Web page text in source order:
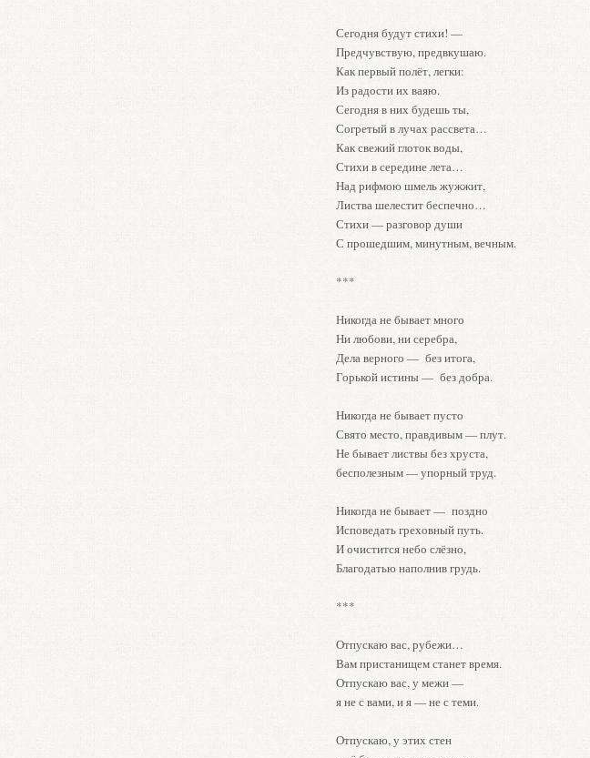
Сегодня будут стихи! —
Предчувствую, предвкушаю.
Как первый полёт, легки:
Из радости их ваяю.
Сегодня в них будешь ты,
Согретый в лучах рассвета…
Как свежий глоток воды,
Стихи в середине лета…
Над рифмою шмель жужжит,
Листва шелестит беспечно…
Стихи — разговор души
С прошедшим, минутным, вечным.
***
Никогда не бывает много
Ни любови, ни серебра,
Дела верного — без итога,
Горькой истины — без добра.
Никогда не бывает пусто
Свято место, правдивым — плут.
Не бывает листвы без хруста,
бесполезным — упорный труд.
Никогда не бывает — поздно
Исповедать греховный путь.
И очистится небо слёзно,
Благодатью наполнив грудь.
***
Отпускаю вас, рубежи…
Вам пристанищем станет время.
Отпускаю вас, у межи —
я не с вами, и я — не с теми.
Отпускаю, у этих стен